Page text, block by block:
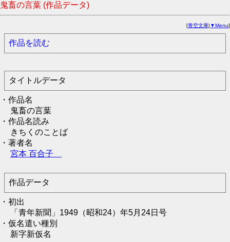
鬼畜の言葉 (作品データ)
[青空文庫| ▼Menu]
作品を読む
タイトルデータ
・作品名
鬼畜の言葉
・作品名読み
きちくのことば
・著者名
宮本 百合子
作品データ
・初出
「青年新聞」1949（昭和24）年5月24日号
・仮名遣い種別
新字新仮名